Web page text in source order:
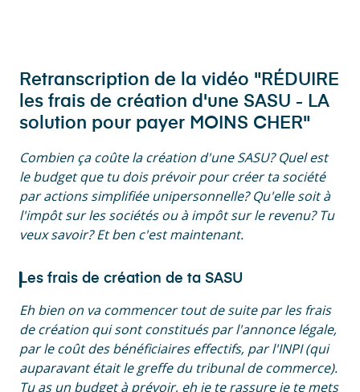
Retranscription de la vidéo "RÉDUIRE
les frais de création d'une SASU - LA
solution pour payer MOINS CHER"
Combien ça coûte la création d'une SASU? Quel est
le budget que tu dois prévoir pour créer ta société
par actions simplifiée unipersonnelle? Qu'elle soit à
l'impôt sur les sociétés ou à impôt sur le revenu? Tu
veux savoir? Et ben c'est maintenant.
Les frais de création de ta SASU
Eh bien on va commencer tout de suite par les frais
de création qui sont constitués par l'annonce légale,
par le coût des bénéficiaires effectifs, par l'INPI (qui
auparavant était le greffe du tribunal de commerce).
Tu as un budget à prévoir, eh je te rassure je te mets